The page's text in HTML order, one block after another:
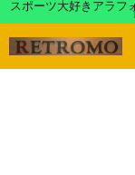
スポーツ大好きアラフ